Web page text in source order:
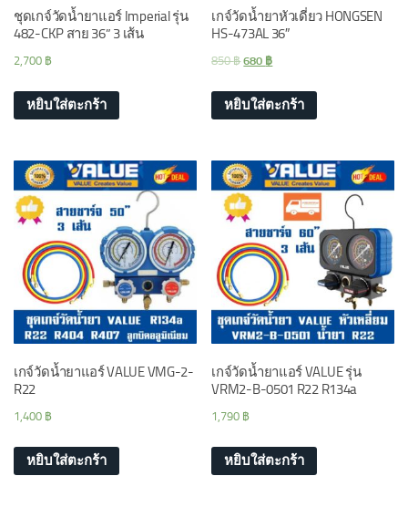
ชุดเกจ์วัดน้ำยาแอร์ Imperial รุ่น
482-CKP สาย 36” 3 เส้น
2,700 ฿
หยิบใส่ตะกร้า
เกจ์วัดน้ำยาหัวเดี่ยว HONGSEN
HS-473AL 36″
850฿ 680 ฿
หยิบใส่ตะกร้า
เกจ์วัดน้ำยาแอร์ VALUE VMG-2-
R22
1,400 ฿
หยิบใส่ตะกร้า
เกจ์วัดน้ำยาแอร์ VALUE รุ่น
VRM2-B-0501 R22 R134a
1,790 ฿
หยิบใส่ตะกร้า